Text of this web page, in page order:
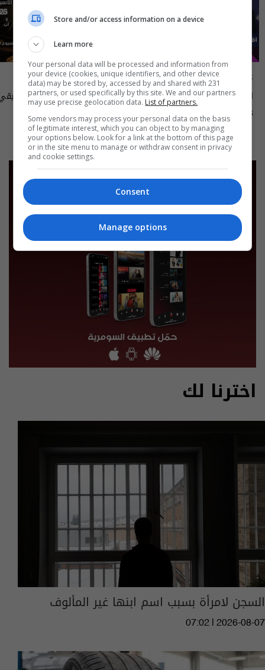
علناً
اقتصاد العراق في عين العاصفة- علناً
م٥ - الحلقة ٨ | الموسم ٥15:30 | 2026-08-06
أسرار الفلك
13:00 | 2026-08-06
اخترنا لك
السجن لامرأة بسبب اسم ابنها غير المألوف
07:02 | 2026-08-07
Store and/or access information on a device
Learn more
Your personal data will be processed and information from
your device (cookies, unique identifiers, and other device
data) may be stored by, accessed by and shared with 231
partners, or used specifically by this site. We and our partners
may use precise geolocation data. List of partners.
Some vendors may process your personal data on the basis
of legitimate interest, which you can object to by managing
your options below. Look for a link at the bottom of this page
or in the site menu to manage or withdraw consent in privacy
and cookie settings.
Consent
Manage options